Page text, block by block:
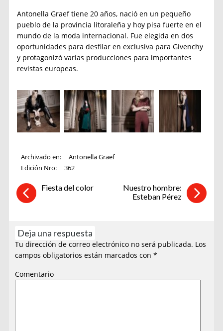
Antonella Graef tiene 20 años, nació en un pequeño
pueblo de la provincia litoraleña y hoy pisa fuerte en el
mundo de la moda internacional. Fue elegida en dos
oportunidades para desfilar en exclusiva para Givenchy
y protagonizó varias producciones para importantes
revistas europeas.
Archivado en:
Antonella Graef
Edición Nro:
362
Fiesta del color
Nuestro hombre:
Esteban Pérez
Deja una respuesta
Tu dirección de correo electrónico no será publicada. Los
campos obligatorios están marcados con*
Comentario